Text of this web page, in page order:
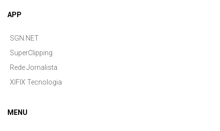
APP
SGN.NET
SuperClipping
Rede Jornalista
XIFIX Tecnologia
MENU